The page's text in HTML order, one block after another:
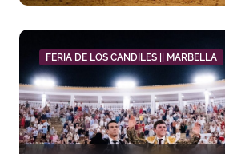
FERIA DE LOS CANDILES || MARBELLA